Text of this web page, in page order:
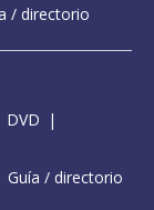
/ directorio
DVD
Guía / directorio